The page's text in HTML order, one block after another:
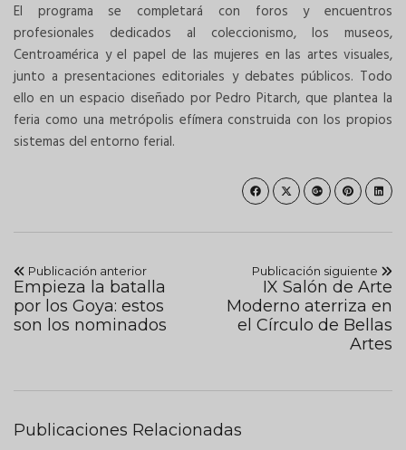
El programa se completará con foros y encuentros
profesionales dedicados al coleccionismo, los museos,
Centroamérica y el papel de las mujeres en las artes visuales,
junto a presentaciones editoriales y debates públicos. Todo
ello en un espacio diseñado por Pedro Pitarch, que plantea la
feria como una metrópolis efímera construida con los propios
sistemas del entorno ferial.
Publicación anterior
Empieza la batalla
por los Goya: estos
son los nominados
Publicación siguiente
IX Salón de Arte
Moderno aterriza en
el Círculo de Bellas
Artes
Publicaciones Relacionadas